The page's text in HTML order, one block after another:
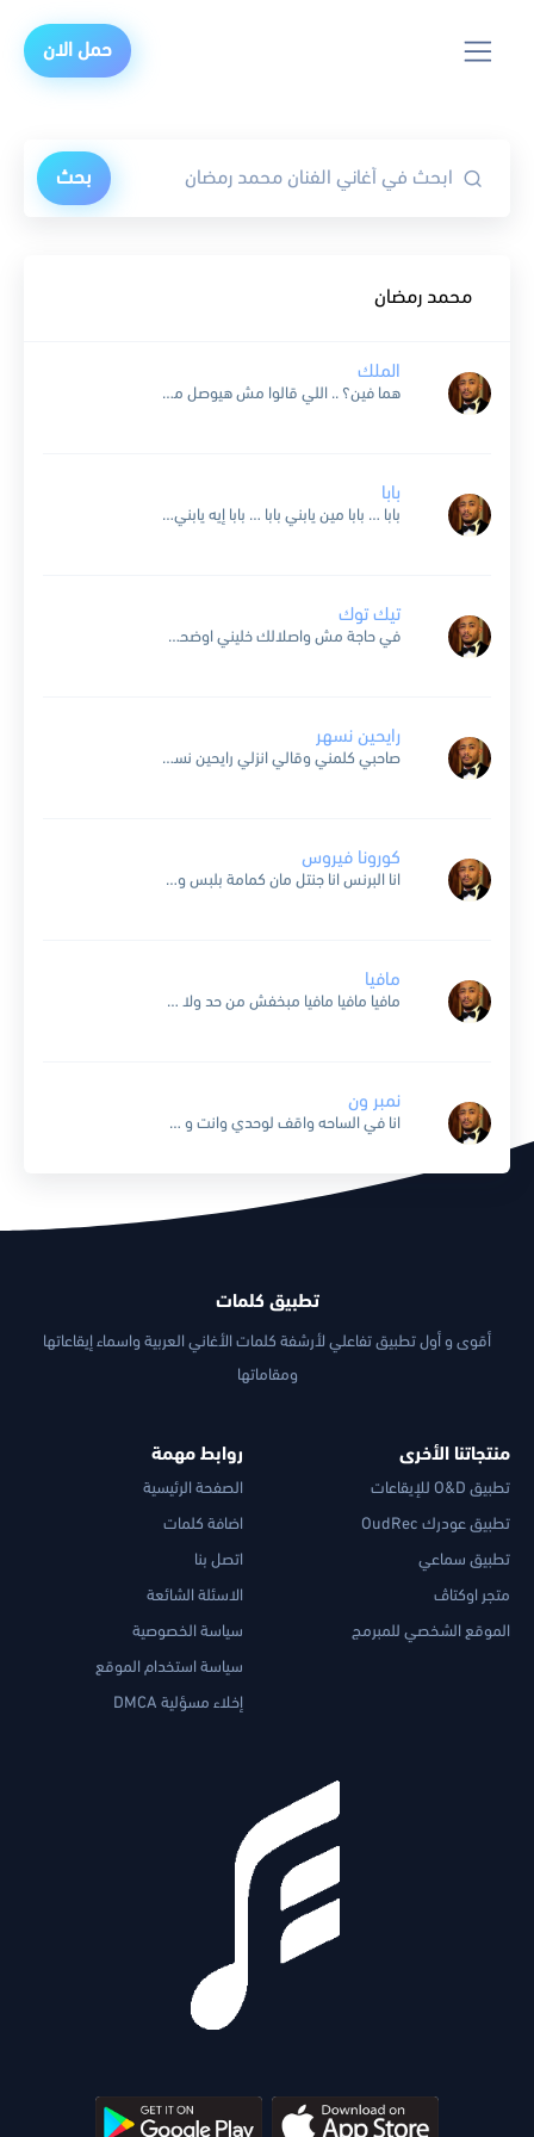
حمل الان
بحث
محمد رمضان
الملك
هما فين؟ .. اللي قالوا مش هيوصل من زمان؟ هما فين؟ .. اللي في بدايتي قفلوا كل الببان قالوا ايه؟ .. البحر موجه عالي مليان بالحيتان عملت إيه؟ .. خدت...
بابا
بابا … بابا مين يابني بابا … بابا إيه يابني بابا … بابا مين يابني بابا … بابا إيه يابني الي جاي هيوجع اكتر دي حقيقة ومش بتكبر عاوزك تقعد...
تيك توك
في حاجة مش واصلالك خليني اوضحهالك فيه شغل فيه كاش في أغاني في أفلام مفيش وقت علشان افضالك الوقت بيجري مني تيك توك تيك توك عايزة حب أنا مش فاضي...
رايحين نسهر
صاحبي كلمني وقالي انزلي رايحين نسهر رحنا قعدنا، اداني الكاس، قلتله بلاش أنا مش بشرب طلبت عصير، مانا مش بشرب مطلعش عصير، أنا كدة بشرب شايف عصافير ودماغي بتعمل بام...
كورونا فيروس
انا البرنس انا جنتل مان كمامة بلبس وجلافز كمان سلامي من بعيد من غير أحضان كورونا ڤيروس انا كدة فى امان كورونا رونا رونا رونا رونا ڤيروس كورونا رونا رونا...
مافيا
مافيا مافيا مافيا مبخفش من حد ولا عمري هكش واي حد هيواجهني هاخده وش مدام علي حقي هاخد حقي اه معلش ولو مش فايق يلا روح واعمل ريفريش بالحب الدنيا...
نمبر ون
انا في الساحه واقف لوحدي وانت و صحابك ليا باصين انا جمهوري واقف في ظهري سوبر وان وانتوا عارفين Number 1 مالك واقف خايف تعالى هنا شايفك سارح تايه وسطنا...
تطبيق كلمات
أقوى و أول تطبيق تفاعلي لأرشفة كلمات الأغاني العربية واسماء إيقاعاتها
ومقاماتها
منتجاتنا الأخرى
تطبيق O&D للإيقاعات
تطبيق عودرك OudRec
تطبيق سماعي
متجر اوكتاڤ
الموقع الشخصي للمبرمج
روابط مهمة
الصفحة الرئيسية
اضافة كلمات
اتصل بنا
الاسئلة الشائعة
سياسة الخصوصية
سياسة استخدام الموقع
إخلاء مسؤلية DMCA